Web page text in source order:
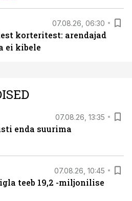
07.08.26, 06:30
korteritest: arendajad
ei kibele
07.08.26, 13:35
enda suurima
07.08.26, 10:45
teeb 19,2 -miljonilise